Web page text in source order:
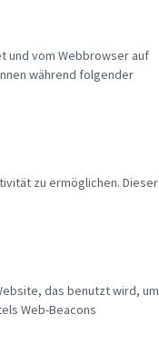
und vom Webbrowser auf
während folgender
zu ermöglichen. Dieser
das benutzt wird, um
Web-Beacons